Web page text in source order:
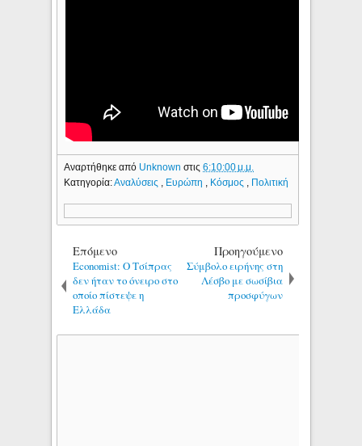
Αναρτήθηκε από Unknownστις6:10:00 μ.μ.
Κατηγορία:Αναλύσεις Ευρώπη Κόσμος Πολιτική
Επόμενο
Economist: Ο Τσίπρας
δεν ήταν το όνειρο στο
οποίο πίστεψε η
Ελλάδα
Προηγούμενο
Σύμβολο ειρήνης στη
Λέσβο με σωσίβια
προσφύγων